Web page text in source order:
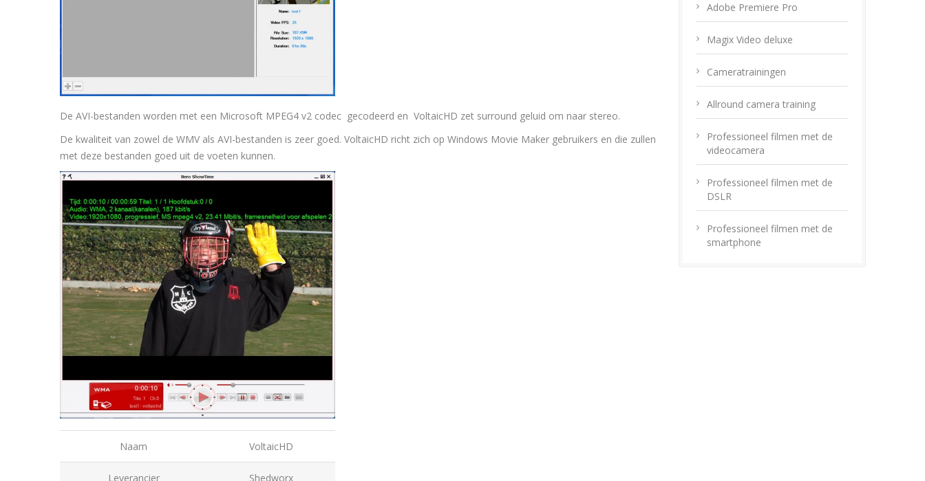
De AVI-bestanden worden met een Microsoft MPEG4 v2 codec gecodeerd en VoltaicHD zet surround geluid om naar stereo.
De kwaliteit van zowel de WMV als AVI-bestanden is zeer goed. VoltaicHD richt zich op Windows Movie Maker gebruikers en die zullen
met deze bestanden goed uit de voeten kunnen.
Naam VoltaicHD
Leverancier Shedworx
Adobe Premiere Pro
Magix Video deluxe
Cameratrainingen
Allround camera training
Professioneel filmen met de
videocamera
Professioneel filmen met de
DSLR
Professioneel filmen met de
smartphone